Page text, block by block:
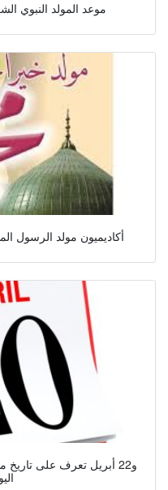
موعد المولد النبوي الشريف 1440 2018
أكاديميون مولد الرسول